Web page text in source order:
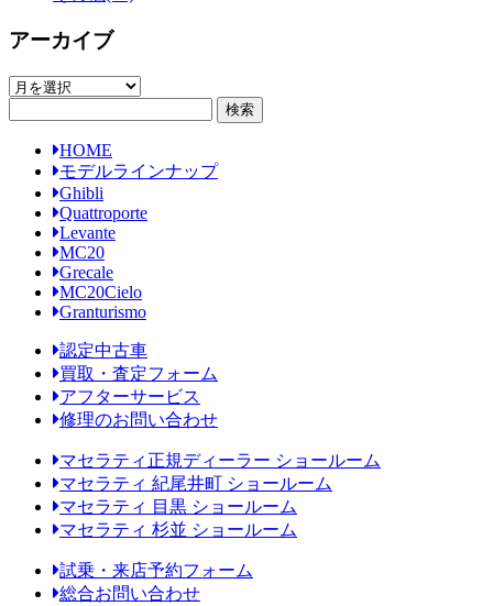
アーカイブ
ア
HOME
モデルラインナップ
Ghibli
Quattroporte
Levante
MC20
Grecale
MC20Cielo
Granturismo
認定中古車
買取・査定フォーム
アフターサービス
修理のお問い合わせ
マセラティ正規ディーラー ショールーム
マセラティ 紀尾井町 ショールーム
マセラティ 目黒 ショールーム
マセラティ 杉並 ショールーム
試乗・来店予約フォーム
総合お問い合わせ